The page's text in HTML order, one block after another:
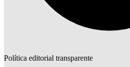
Política editorial transparente